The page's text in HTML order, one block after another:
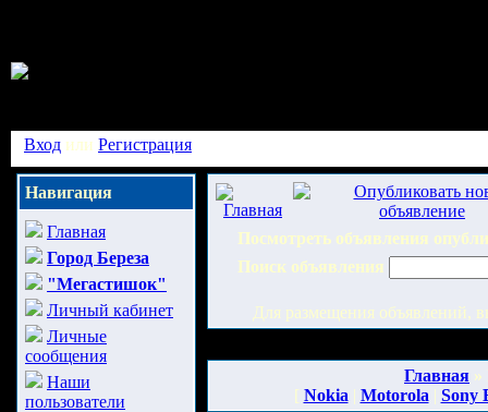
Вход или Регистрация
Навигация
Главная
Город Береза
"Мегастишок"
Личный кабинет
Личные
сообщения
Наши
пользователи
Посмотреть объявления
Поиск объявления
Для размещения объявлений,
Главная »
[ Nokia | Motorola | Sony